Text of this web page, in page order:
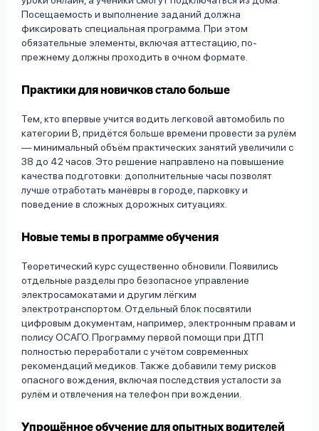
Посещаемость и выполнение заданий должна
фиксировать специальная программа. При этом
обязательные элементы, включая аттестацию, по-
прежнему должны проходить в очном формате.
Практики для новичков стало больше
Тем, кто впервые учится водить легковой автомобиль по
категории В, придётся больше времени провести за рулём
— минимальный объём практических занятий увеличили с
38 до 42 часов. Это решение направлено на повышение
качества подготовки: дополнительные часы позволят
лучше отработать манёвры в городе, парковку и
поведение в сложных дорожных ситуациях.
Новые темы в программе обучения
Теоретический курс существенно обновили. Появились
отдельные разделы про безопасное управление
электросамокатами и другим лёгким
электротранспортом. Отдельный блок посвятили
цифровым документам, например, электронным правам и
полису ОСАГО. Программу первой помощи при ДТП
полностью переработали с учётом современных
рекомендаций медиков. Также добавили тему рисков
опасного вождения, включая последствия усталости за
рулём и отвлечения на телефон при вождении.
Упрощённое обучение для опытных водителей